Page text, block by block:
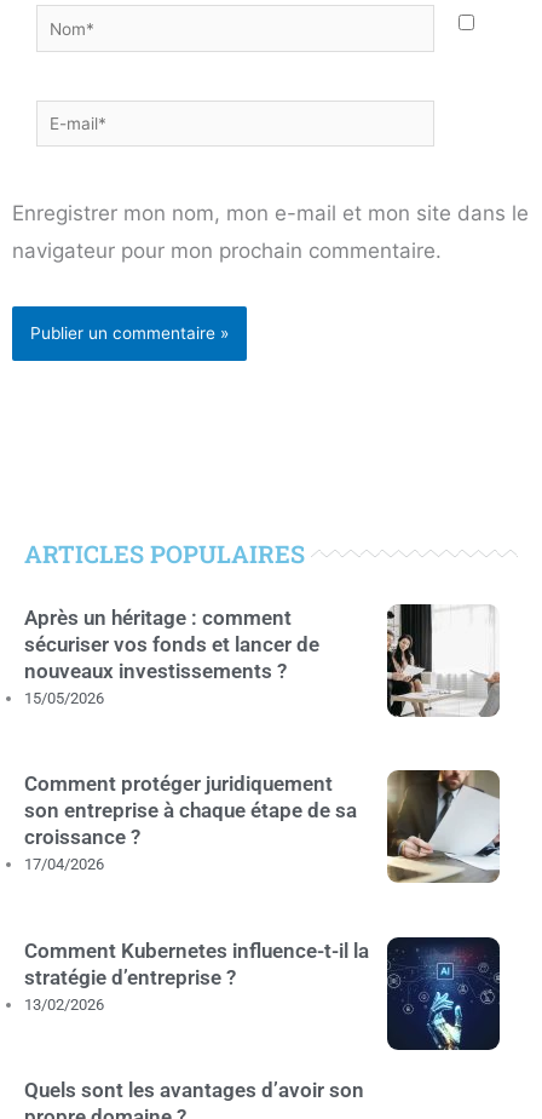
Nom*
E-
mail*
Enregistrer mon nom, mon e-mail et mon site dans le
navigateur pour mon prochain commentaire.
ARTICLES POPULAIRES
Après un héritage : comment
sécuriser vos fonds et lancer de
nouveaux investissements ?
15/05/2026
Comment protéger juridiquement
son entreprise à chaque étape de sa
croissance ?
17/04/2026
Comment Kubernetes influence-t-il la
stratégie d’entreprise ?
13/02/2026
Quels sont les avantages d’avoir son